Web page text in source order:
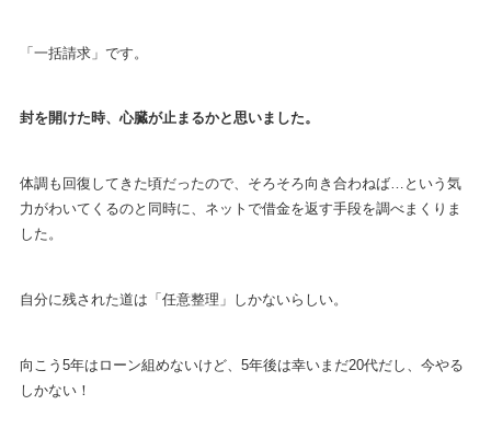
「一括請求」です。
封を開けた時、心臓が止まるかと思いました。
体調も回復してきた頃だったので、そろそろ向き合わねば…という気
力がわいてくるのと同時に、ネットで借金を返す手段を調べまくりま
した。
自分に残された道は「任意整理」しかないらしい。
向こう5年はローン組めないけど、5年後は幸いまだ20代だし、今やる
しかない！